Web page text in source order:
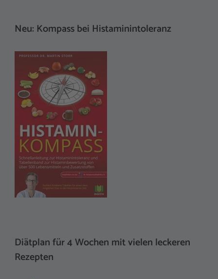
Neu: Kompass bei Histaminintoleranz
Diätplan für 4 Wochen mit vielen leckeren
Rezepten